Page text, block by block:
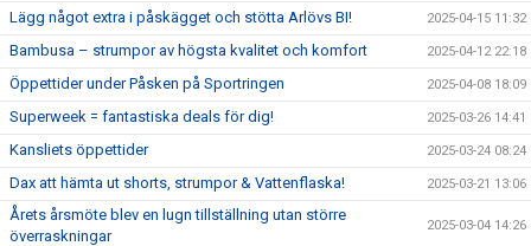
Lägg något extra i påskägget och stötta Arlövs BI! 2025-04-15 11:32
Bambusa – strumpor av högsta kvalitet och komfort 2025-04-12 22:18
Öppettider under Påsken på Sportringen 2025-04-08 18:09
Superweek = fantastiska deals för dig! 2025-03-26 14:41
Kansliets öppettider 2025-03-24 08:24
Dax att hämta ut shorts, strumpor & Vattenflaska! 2025-03-21 13:06
Årets årsmöte blev en lugn tillställning utan större
överraskningar
2025-03-04 14:26